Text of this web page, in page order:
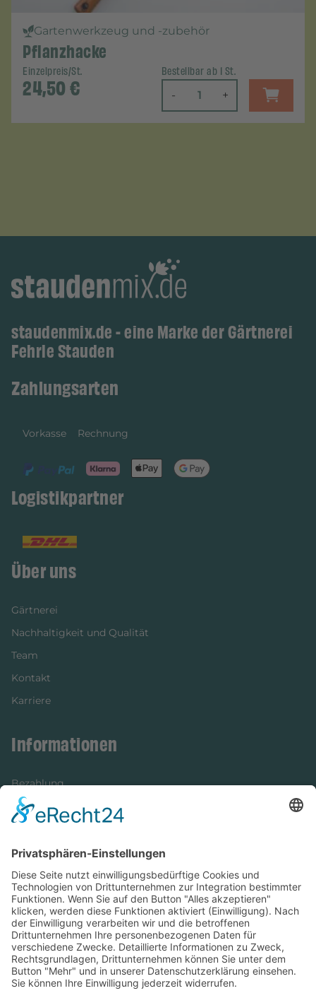
Gartenwerkzeug und -zubehör
Pflanzhacke
Einzelpreis/St.
24,50€
Bestellbar ab 1 St.
- +
staudenmix.de - eine Marke der Gärtnerei
Fehrle Stauden
Zahlungsarten
Vorkasse Rechnung
Logistikpartner
Über uns
Gärtnerei
Nachhaltigkeit und Qualität
Team
Kontakt
Karriere
Informationen
Bezahlung
Newsletter
Versandinformationen
Verfügbarkeit/Verträglichkeit
Rechtliches
Widerrufsrecht und Widerrufsformular
Impressum
Datenschutzerklärung